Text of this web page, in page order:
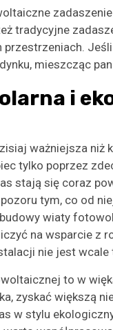
tradycyjne
przestrzeniach.
mieszcząc
i
ważniejsza
tylko poprzez
stają się coraz
tym, co od
wiaty
na wsparcie z
nie jest wcale
to w
zyskać większą
w stylu